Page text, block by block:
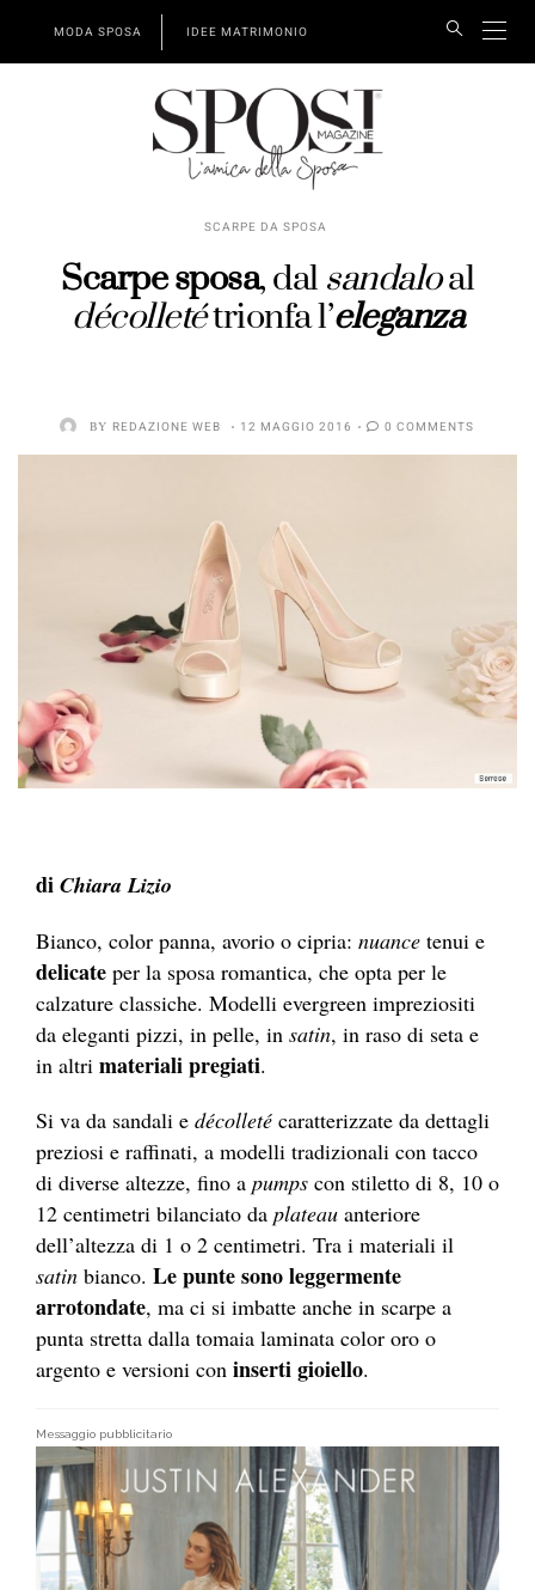
MODA SPOSA IDEE MATRIMONIO
SCARPE DA SPOSA
Scarpe sposa, dal sandaloal
décolletétrionfa l’eleganza
BY REDAZIONE WEB 12 MAGGIO 2016 0 COMMENTS
di Chiara Lizio
Bianco, color panna, avorio o cipria: nuance tenui e
delicate per la sposa romantica, che opta per le
calzature classiche. Modelli evergreen impreziositi
da eleganti pizzi, in pelle, in satin, in raso di seta e
in altri materiali pregiati.
Si va da sandali e décolleté caratterizzate da dettagli
preziosi e raffinati, a modelli tradizionali con tacco
di diverse altezze, fino a pumps con stiletto di 8, 10 o
12 centimetri bilanciato da plateau anteriore
dell’altezza di 1 o 2 centimetri. Tra i materiali il
satin bianco. Le punte sono leggermente
arrotondate, ma ci si imbatte anche in scarpe a
punta stretta dalla tomaia laminata color oro o
argento e versioni con inserti gioiello.
Messaggio pubblicitario